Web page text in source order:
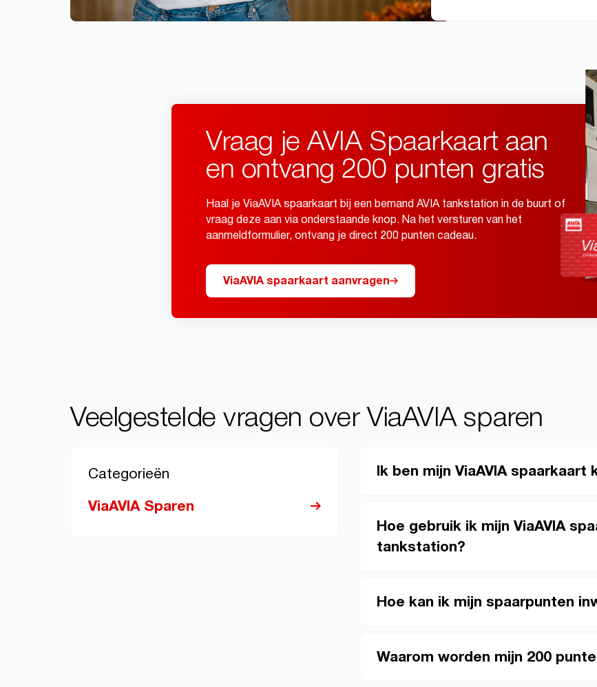
Vraag je AVIA Spaarkaart aan
en ontvang 200 punten gratis
Haal je ViaAVIA spaarkaart bij een bemand AVIA tankstation in de buurt of
vraag deze aan via onderstaande knop. Na het versturen van het
aanmeldformulier, ontvang je direct 200 punten cadeau.
ViaAVIA spaarkaart aanvragen
Veelgestelde vragen over ViaAVIA sparen
Categorieën
ViaAVIA Sparen
Ik ben mijn ViaAVIA
Hoe gebruik ik mijn ViaAVIA
tankstation?
Hoe kan ik mijn spaarpunten
Waarom worden mijn 200